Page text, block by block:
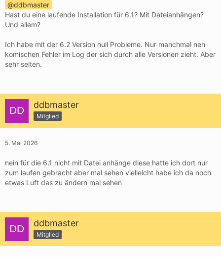
ddbmaster
Hast du eine laufende Installation für 6.1? Mit Dateianhängen?
Und allem?
Ich habe mit der 6.2 Version null Probleme. Nur manchmal nen
komischen Fehler im Log der sich durch alle Versionen zieht. Aber
sehr selten.
ddbmaster
Mitglied
5. Mai 2026
nein für die 6.1 nicht mit Datei anhänge diese hatte ich dort nur
zum laufen gebracht aber mal sehen vielleicht habe ich da noch
etwas Luft das zu ändern mal sehen
ddbmaster
Mitglied